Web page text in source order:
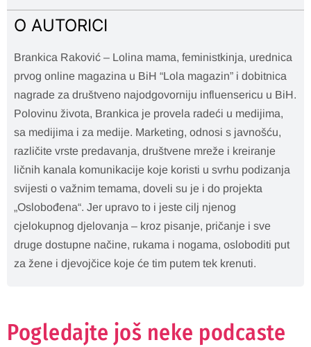
O AUTORICI
Brankica Raković – Lolina mama, feministkinja, urednica
prvog online magazina u BiH “Lola magazin” i dobitnica
nagrade za društveno najodgovorniju influensericu u BiH.
Polovinu života, Brankica je provela radeći u medijima,
sa medijima i za medije. Marketing, odnosi s javnošću,
različite vrste predavanja, društvene mreže i kreiranje
ličnih kanala komunikacije koje koristi u svrhu podizanja
svijesti o važnim temama, doveli su je i do projekta
„Oslobođena“. Jer upravo to i jeste cilj njenog
cjelokupnog djelovanja – kroz pisanje, pričanje i sve
druge dostupne načine, rukama i nogama, osloboditi put
za žene i djevojčice koje će tim putem tek krenuti.
Pogledajte još neke podcaste